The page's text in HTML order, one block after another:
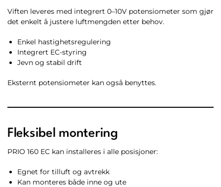
Viften leveres med integrert 0–10V potensiometer som gjør
det enkelt å justere luftmengden etter behov.
Enkel hastighetsregulering
Integrert EC-styring
Jevn og stabil drift
Eksternt potensiometer kan også benyttes.
Fleksibel montering
PRIO 160 EC kan installeres i alle posisjoner:
Egnet for tilluft og avtrekk
Kan monteres både inne og ute